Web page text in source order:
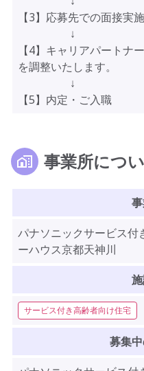
【3】応募先での面接実施
↓
【4】キャリアパートナ
を調整いたします。
↓
【5】内定・ご入職
事業所につ
パナソニックサービス付
ーハウス京都天神川
サービス付き高齢者向け住宅
募集